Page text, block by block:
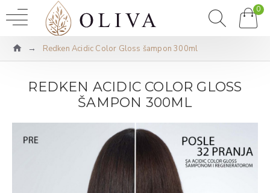
0
Redken Acidic Color Gloss šampon 300ml
REDKEN ACIDIC COLOR GLOSS
ŠAMPON 300ML